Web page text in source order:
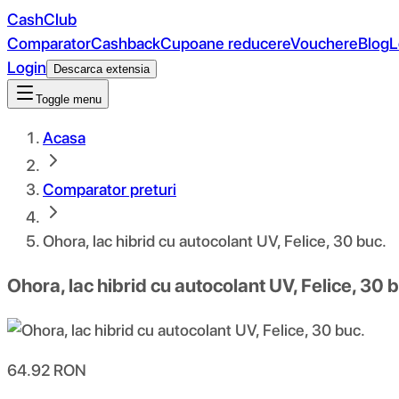
CashClub
ComparatorCashbackCupoane reducereVouchereBlog
Login
Descarca extensia
Toggle menu
Acasa
Comparator preturi
Ohora, lac hibrid cu autocolant UV, Felice, 30 buc.
Ohora, lac hibrid cu autocolant UV, Felice, 30
64.92 RON